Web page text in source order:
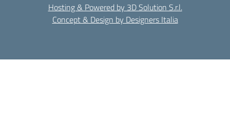
Hosting & Powered by 3D Solution S.r.l.
Concept & Design by Designers Italia